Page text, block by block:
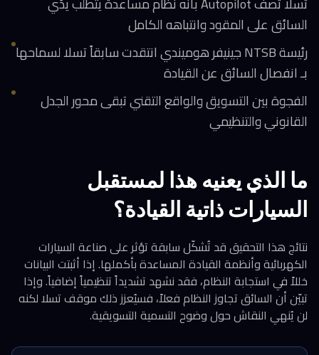
السائق على المقود وانتباهه الكامل
رئيسة NTSB جينيفر هوميندي انتقدت سابقاً تسلا لسماحها
بـ انفصال السائق عن القيادة
الفجوة بين التسويق والواقع التقني تبقى محور الجدل
القانوني والتنظيمي
ما الذي يعنيه هذا لمستقبل
السيارات ذاتية القيادة؟
نتائج هذا التحقيق قد تُشكّل سابقة تؤثر على صناعة السيارات
الكهربائية وأنظمة القيادة المساعدة بأكملها. إذا أثبتت البيانات
خللاً في استجابة النظام، فقد نشهد تشديداً تنظيمياً إضافياً. وإذا
تبيّن أن السائق تجاوز النظام فعلاً، فسيُعزز ذلك موقف تسلا لكنه
لن يُنهي النقاش حول وضوح التسمية التسويقية.